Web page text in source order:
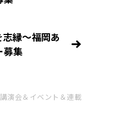
縁～福岡あ
募集
講演会＆イベント＆連載